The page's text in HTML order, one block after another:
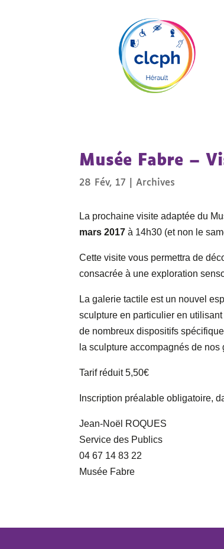
Musée Fabre –
28 Fév, 17 |Archives
La prochaine visite adaptée du
mars 2017 à 14h30 (et non le
Cette visite vous permettra de
consacrée à une exploration
La galerie tactile est un nouvel
sculpture en particulier en
de nombreux dispositifs
la sculpture accompagnés de
Tarif réduit 5,50€
Inscription préalable obligatoire,
Jean-Noël ROQUES
Service des Publics
04 67 14 83 22
Musée Fabre